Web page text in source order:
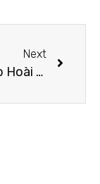
Next
‘Sự nghiệp Hoài Lâm đi xuống không hoàn toàn do Bảo Ngọc’